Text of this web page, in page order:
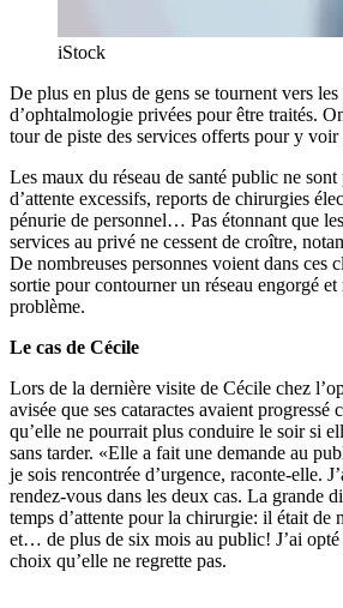
iStock
De plus en plus de gens se tournent vers
d’ophtalmologie privées pour être traités.
tour de piste des services offerts pour y voir
Les maux du réseau de santé public ne
d’attente excessifs, reports de chirurgies
pénurie de personnel… Pas étonnant que
services au privé ne cessent de croître,
De nombreuses personnes voient dans ces
sortie pour contourner un réseau engorgé
problème.
Le cas de Cécile
Lors de la dernière visite de Cécile chez
avisée que ses cataractes avaient progressé
qu’elle ne pourrait plus conduire le soir si
sans tarder. «Elle a fait une demande au
je sois rencontrée d’urgence, raconte-elle.
rendez-vous dans les deux cas. La grande
temps d’attente pour la chirurgie: il était de
et… de plus de six mois au public! J’ai
choix qu’elle ne regrette pas.